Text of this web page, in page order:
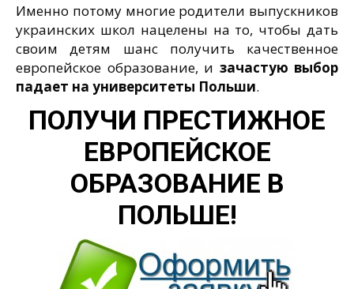
Именно потому многие родители выпускников
украинских школ нацелены на то, чтобы дать
своим детям шанс получить качественное
европейское образование, и зачастую выбор
падает на университеты Польши.
ПОЛУЧИ ПРЕСТИЖНОЕ
ЕВРОПЕЙСКОЕ
ОБРАЗОВАНИЕ В
ПОЛЬШЕ!